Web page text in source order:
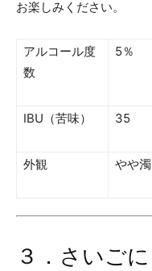
お楽しみください。
アルコール度
数
IBU（苦味） 35
外観 やや
３．さいごに